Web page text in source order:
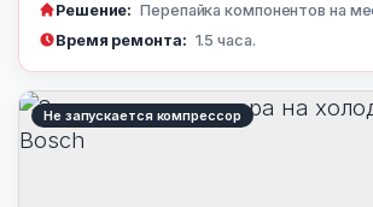
Решение: Перепайка компонентов на
Время ремонта: 1.5 часа.
Не запускается компрессор